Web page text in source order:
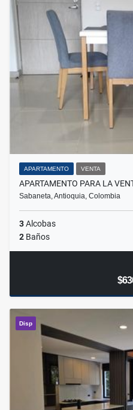
APARTAMENTO VENTA
APARTAMENTO PARA LA
Sabaneta, Antioquia, Colombia
3Alcobas
2 Baños
Disp